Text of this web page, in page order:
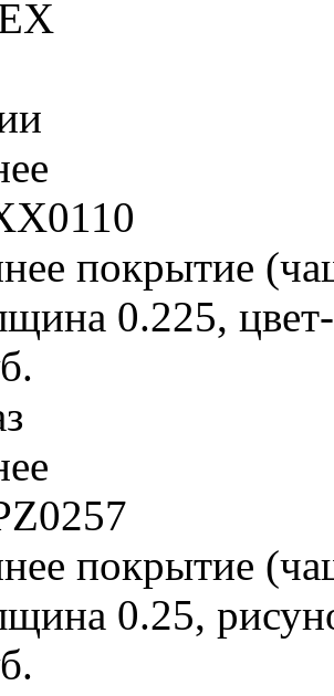
покрытие
0.225,
покрытие
0.25,